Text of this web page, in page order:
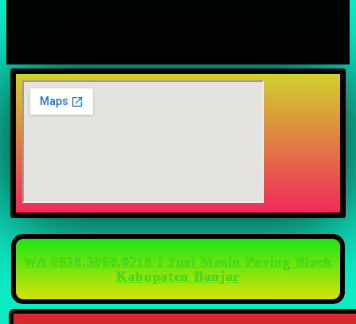
WA 0838.3060.0218 I Jual Mesin Paving Block
Kabupaten Banjar